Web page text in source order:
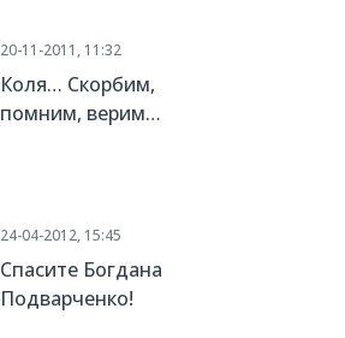
20-11-2011, 11:32
Коля… Скорбим,
помним, верим…
24-04-2012, 15:45
Спасите Богдана
Подварченко!